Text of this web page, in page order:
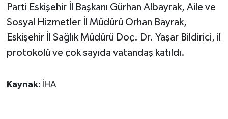
Parti Eskişehir İl Başkanı Gürhan Albayrak, Aile ve
Sosyal Hizmetler İl Müdürü Orhan Bayrak,
Eskişehir İl Sağlık Müdürü Doç. Dr. Yaşar Bildirici, il
protokolü ve çok sayıda vatandaş katıldı.
Kaynak: İHA